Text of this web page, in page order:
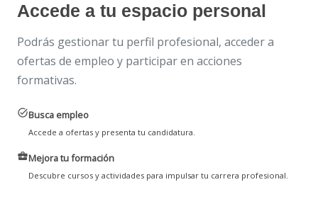
Accede a tu espacio personal
Podrás gestionar tu perfil profesional, acceder a
ofertas de empleo y participar en acciones
formativas.
task_altBusca empleo
Accede a ofertas y presenta tu candidatura.
business_centerMejora tu formación
Descubre cursos y actividades para impulsar tu carrera profesional.